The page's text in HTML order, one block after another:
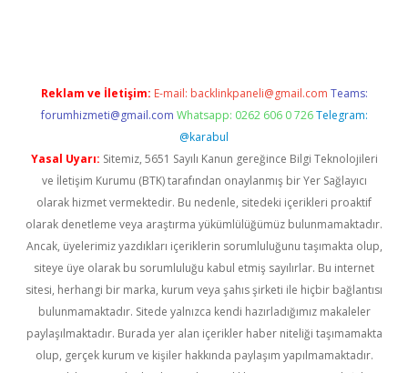
Reklam ve İletişim: E-mail: backlinkpaneli@gmail.com Teams:
forumhizmeti@gmail.com Whatsapp: 0262 606 0 726 Telegram:
@karabul
Yasal Uyarı: Sitemiz, 5651 Sayılı Kanun gereğince Bilgi Teknolojileri
ve İletişim Kurumu (BTK) tarafından onaylanmış bir Yer Sağlayıcı
olarak hizmet vermektedir. Bu nedenle, sitedeki içerikleri proaktif
olarak denetleme veya araştırma yükümlülüğümüz bulunmamaktadır.
Ancak, üyelerimiz yazdıkları içeriklerin sorumluluğunu taşımakta olup,
siteye üye olarak bu sorumluluğu kabul etmiş sayılırlar. Bu internet
sitesi, herhangi bir marka, kurum veya şahıs şirketi ile hiçbir bağlantısı
bulunmamaktadır. Sitede yalnızca kendi hazırladığımız makaleler
paylaşılmaktadır. Burada yer alan içerikler haber niteliği taşımamakta
olup, gerçek kurum ve kişiler hakkında paylaşım yapılmamaktadır.